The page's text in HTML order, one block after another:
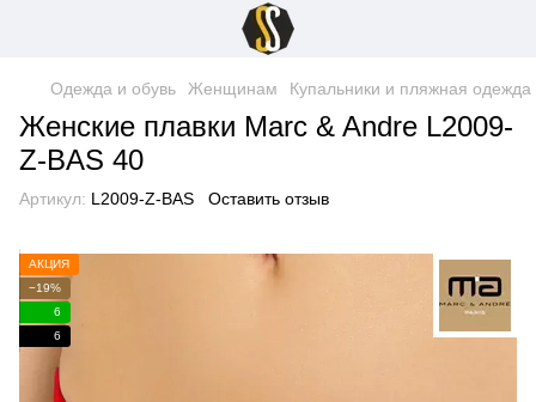
Одежда и обувь Женщинам Купальники и пляжная одежда
Женские плавки Marc & Andre L2009-
Z-BAS 40
Артикул: L2009-Z-BAS Оставить отзыв
АКЦИЯ
−19%
6
6